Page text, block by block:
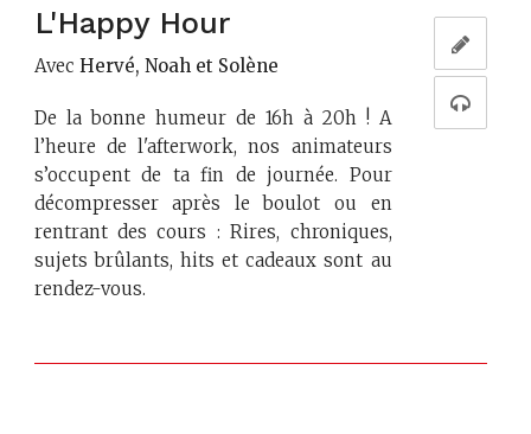
L'Happy Hour
Avec Hervé, Noah et Solène
De la bonne humeur de 16h à 20h ! A
l’heure de l'afterwork, nos animateurs
s’occupent de ta fin de journée. Pour
décompresser après le boulot ou en
rentrant des cours : Rires, chroniques,
sujets brûlants, hits et cadeaux sont au
rendez-vous.